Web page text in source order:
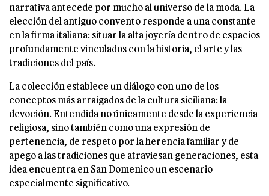
narrativa antecede por mucho al universo de la moda. La
elección del antiguo convento responde a una constante
en la firma italiana: situar la alta joyería dentro de espacios
profundamente vinculados con la historia, el arte y las
tradiciones del país.
La colección establece un diálogo con uno de los
conceptos más arraigados de la cultura siciliana: la
devoción. Entendida no únicamente desde la experiencia
religiosa, sino también como una expresión de
pertenencia, de respeto por la herencia familiar y de
apego a las tradiciones que atraviesan generaciones, esta
idea encuentra en San Domenico un escenario
especialmente significativo.